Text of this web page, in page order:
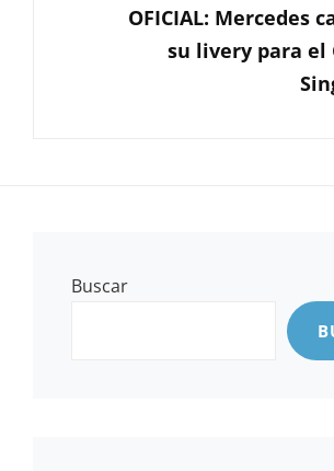
SIGUIENTE
OFICIAL: Mercedes
su livery para el
Buscar